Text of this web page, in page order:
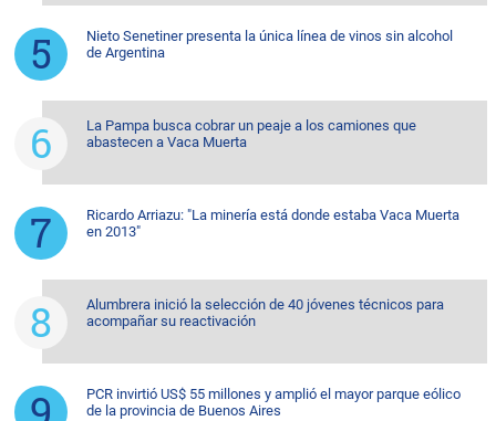
Nieto Senetiner presenta la única línea de vinos sin alcohol
de Argentina
La Pampa busca cobrar un peaje a los camiones que
abastecen a Vaca Muerta
Ricardo Arriazu: "La minería está donde estaba Vaca Muerta
en 2013"
Alumbrera inició la selección de 40 jóvenes técnicos para
acompañar su reactivación
PCR invirtió US$ 55 millones y amplió el mayor parque eólico
de la provincia de Buenos Aires